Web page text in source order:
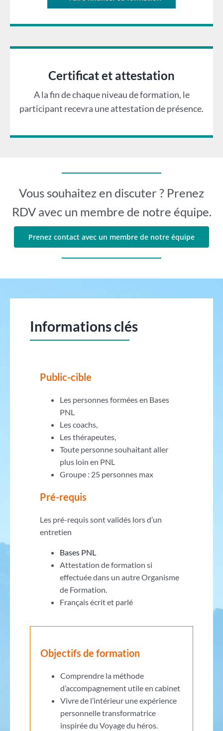
Certificat et attestation
A la fin de chaque niveau de formation, le
participant recevra une attestation de présence.
Vous souhaitez en discuter ? Prenez
RDV avec un membre de notre équipe.
Prenez contact avec un membre de notre équipe
Informations clés
Public-cible
Les personnes formées en Bases
PNL
Les coachs,
Les thérapeutes,
Toute personne souhaitant aller
plus loin en PNL
Groupe : 25 personnes max
Pré-requis
Les pré-requis sont validés lors d’un
entretien
Bases PNL
Attestation de formation si
effectuée dans un autre Organisme
de Formation.
Français écrit et parlé
Objectifs de formation
Comprendre la méthode
d’accompagnement utile en cabinet
Vivre de l’intérieur une expérience
personnelle transformatrice
inspirée du Voyage du héros.